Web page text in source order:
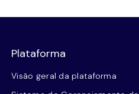
Plataforma
Visão geral da plataforma